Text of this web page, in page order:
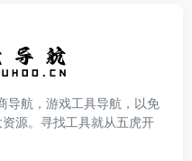
导航，游戏工具导航，以免
源。寻找工具就从五虎开